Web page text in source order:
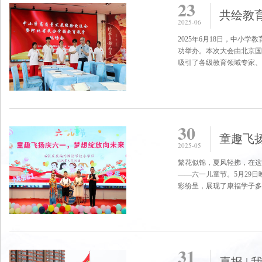
23
2025-06
2025年6月18日，中小学
功举办。本次大会由北京
吸引了各级教育领域专家
30
2025-05
童趣飞
繁花似锦，夏风轻拂，在
——六一儿童节。5月29日
彩纷呈，展现了康福学子
31